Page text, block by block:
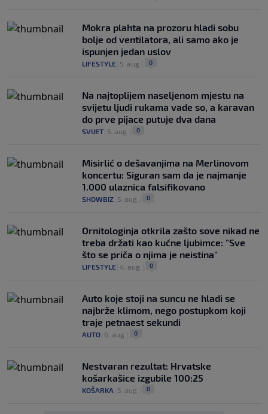
Mokra plahta na prozoru hladi sobu
bolje od ventilatora, ali samo ako je
ispunjen jedan uslov
LIFESTYLE 5. aug. 0
Na najtoplijem naseljenom mjestu na
svijetu ljudi rukama vade so, a karavan
do prve pijace putuje dva dana
SVIJET 5. aug. 0
Misirlić o dešavanjima na Merlinovom
koncertu: Siguran sam da je najmanje
1.000 ulaznica falsifikovano
SHOWBIZ 5. aug. 0
Ornitologinja otkrila zašto sove nikad ne
treba držati kao kućne ljubimce: "Sve
što se priča o njima je neistina"
LIFESTYLE 4. aug. 0
Auto koje stoji na suncu ne hladi se
najbrže klimom, nego postupkom koji
traje petnaest sekundi
AUTO 6. aug. 0
Nestvaran rezultat: Hrvatske
košarkašice izgubile 100:25
KOŠARKA 5. aug. 0